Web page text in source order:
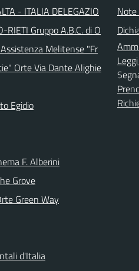
- ITALIA DELEGAZIO
RIETI Gruppo A.B.C. di O
Melitense "Fr
Orte Via Dante Alighie
Egidio
F. Alberini
Grove
Green Way
d'Italia